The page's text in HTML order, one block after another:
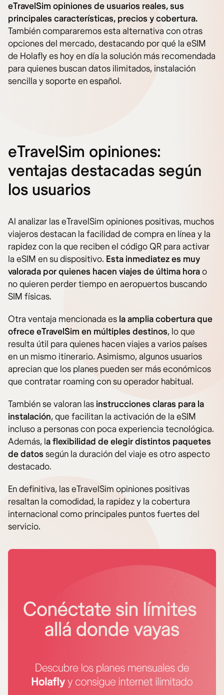
eTravelSim opiniones de usuarios reales, sus
principales características, precios y cobertura.
También compararemos esta alternativa con otras
opciones del mercado, destacando por qué la eSIM
de Holafly es hoy en día la solución más recomendada
para quienes buscan datos ilimitados, instalación
sencilla y soporte en español.
eTravelSim opiniones:
ventajas destacadas según
los usuarios
Al analizar las eTravelSim opiniones positivas, muchos
viajeros destacan la facilidad de compra en línea y la
rapidez con la que reciben el código QR para activar
la eSIM en su dispositivo. Esta inmediatez es muy
valorada por quienes hacen viajes de última horao
no quieren perder tiempo en aeropuertos buscando
SIM físicas.
Otra ventaja mencionada es la amplia cobertura que
ofrece eTravelSim en múltiples destinos, lo que
resulta útil para quienes hacen viajes a varios países
en un mismo itinerario. Asimismo, algunos usuarios
aprecian que los planes pueden ser más económicos
que contratar roaming con su operador habitual.
También se valoran las instrucciones claras para la
instalación, que facilitan la activación de la eSIM
incluso a personas con poca experiencia tecnológica.
Además, la flexibilidad de elegir distintos paquetes
de datossegún la duración del viaje es otro aspecto
destacado.
En definitiva, las eTravelSim opiniones positivas
resaltan la comodidad, la rapidez y la cobertura
internacional como principales puntos fuertes del
servicio.